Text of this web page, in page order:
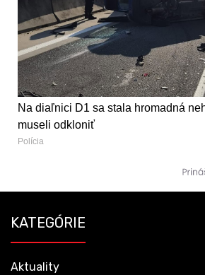
Na diaľnici D1 sa stala hromadná
museli odkloniť
Polícia
KATEGÓRIE
Aktuality